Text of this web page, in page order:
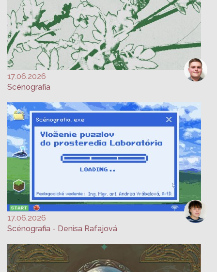
17.06.2026
Scénografia
17.06.2026
Scénografia - Denisa Rafajová